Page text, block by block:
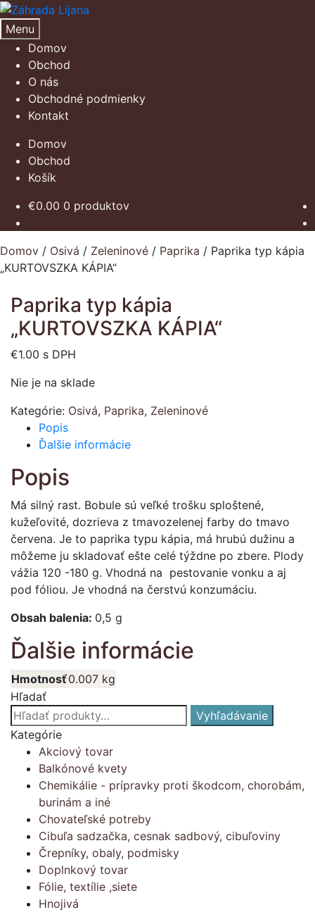
Preskočiť
na
navigáciu
Preskočiť
na
obsah
Menu
Domov
Obchod
O nás
Obchodné podmienky
Kontakt
Domov
Obchod
Košík
€0.00 0 produktov
Domov / Osivá / Zeleninové / Paprika / Paprika typ kápia
„KURTOVSZKA KÁPIA“
Paprika typ kápia
„KURTOVSZKA KÁPIA“
€1.00 s DPH
Nie je na sklade
Kategórie: Osivá, Paprika, Zeleninové
Popis
Ďalšie informácie
Popis
Má silný rast. Bobule sú veľké trošku sploštené,
kužeľovité, dozrieva z tmavozelenej farby do tmavo
červena. Je to paprika typu kápia, má hrubú dužinu a
môžeme ju skladovať ešte celé týždne po zbere. Plody
vážia 120 -180 g. Vhodná na pestovanie vonku a aj
pod fóliou. Je vhodná na čerstvú konzumáciu.
Obsah balenia: 0,5 g
Ďalšie informácie
Hmotnosť0.007 kg
Hľadať
Hľadať:
Vyhľadávanie
Kategórie
Akciový tovar
Balkónové kvety
Chemikálie - prípravky proti škodcom, chorobám,
burinám a iné
Chovateľské potreby
Cibuľa sadzačka, cesnak sadbový, cibuľoviny
Črepníky, obaly, podmisky
Doplnkový tovar
Fólie, textílie ,siete
Hnojivá